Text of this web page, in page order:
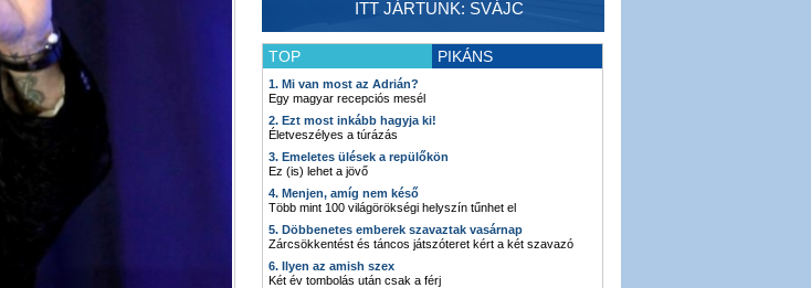
ITT JÁRTUNK: SVÁJC
TOP PIKÁNS
1. Mi van most az Adrián?
Egy magyar recepciós mesél
2. Ezt most inkább hagyja ki!
Életveszélyes a túrázás
3. Emeletes ülések a repülőkön
Ez (is) lehet a jövő
4. Menjen, amíg nem késő
Több mint 100 világörökségi helyszín tűnhet el
5. Döbbenetes emberek szavaztak vasárnap
Zárcsökkentést és táncos játszóteret kért a két szavazó
6. Ilyen az amish szex
Két év tombolás után csak a férj